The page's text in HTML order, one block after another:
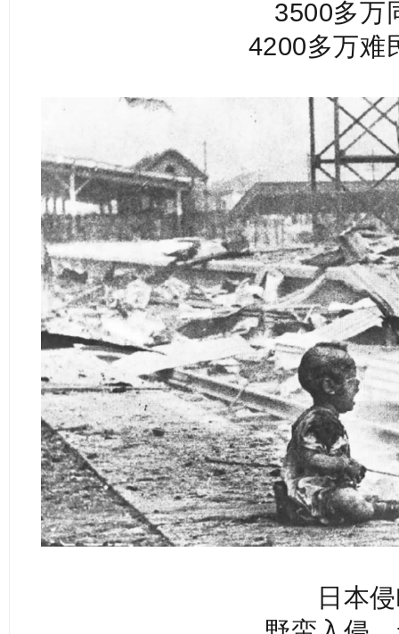
3500多万
4200多万难
日本